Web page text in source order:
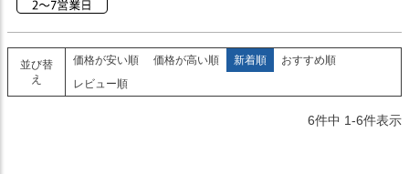
並び替
え
価格が安い順 価格が高い順 新着順
おすすめ順
レビュー順
6件中 1-6件表示